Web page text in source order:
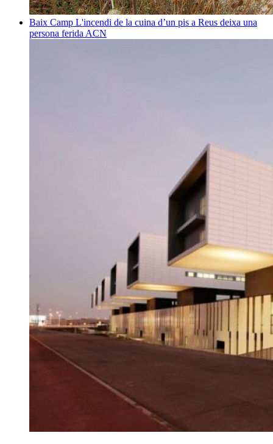
Baix Camp L'incendi de la cuina d’un pis a Reus deixa una
persona ferida ACN